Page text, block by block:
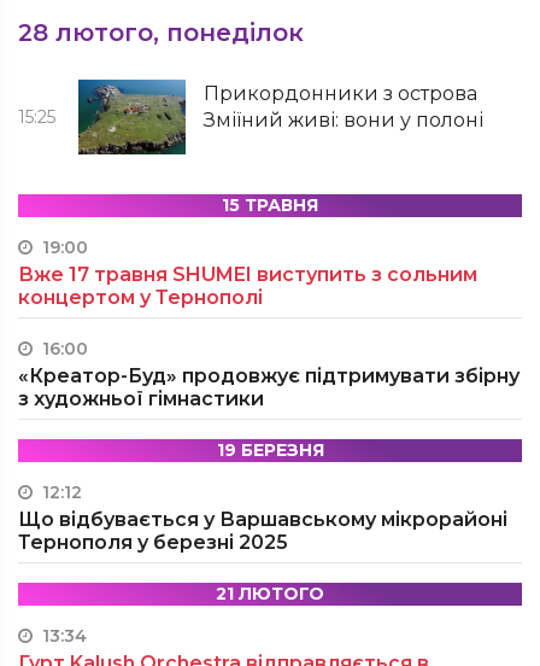
28 лютого, понеділок
15:25
Прикордонники з острова
Зміїний живі: вони у полоні
15 ТРАВНЯ
19:00
Вже 17 травня SHUMEI виступить з сольним
концертом у Тернополі
16:00
«Креатор-Буд» продовжує підтримувати збірну
з художньої гімнастики
19 БЕРЕЗНЯ
12:12
Що відбувається у Варшавському мікрорайоні
Тернополя у березні 2025
21 ЛЮТОГО
13:34